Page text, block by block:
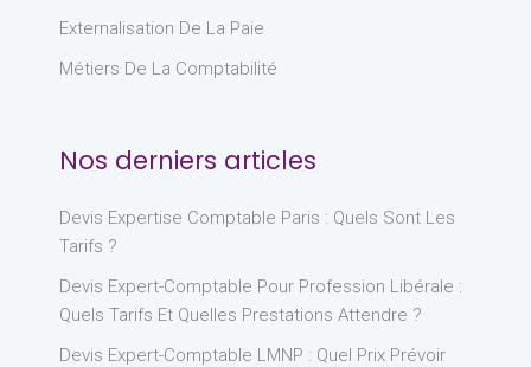
Externalisation De La Paie
Métiers De La Comptabilité
Nos derniers articles
Devis Expertise Comptable Paris : Quels Sont Les
Tarifs ?
Devis Expert-Comptable Pour Profession Libérale :
Quels Tarifs Et Quelles Prestations Attendre ?
Devis Expert-Comptable LMNP : Quel Prix Prévoir